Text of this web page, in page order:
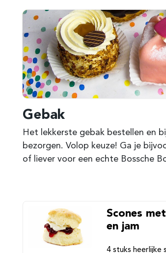
Gebak
Het lekkerste gebak bestellen en
bezorgen. Volop keuze! Ga je
of liever voor een echte Bossche
Scones
en jam
4 stuks heerlijke